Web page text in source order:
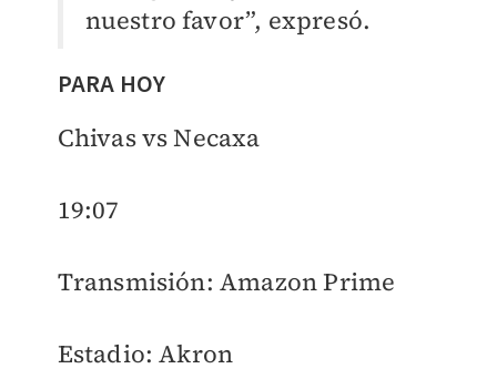
nuestro favor”, expresó.
PARA HOY
Chivas vs Necaxa
19:07
Transmisión: Amazon Prime
Estadio: Akron